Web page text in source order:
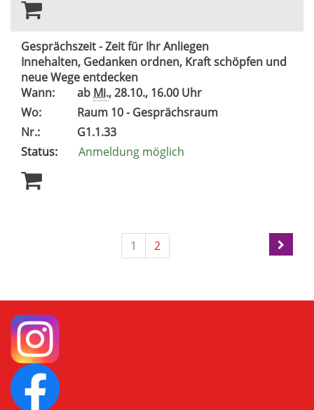
Gesprächszeit - Zeit für Ihr Anliegen
Innehalten, Gedanken ordnen, Kraft schöpfen und
neue Wege entdecken
Wann:
ab Mi., 28.10., 16.00 Uhr
Wo:
Raum 10 - Gesprächsraum
Nr.:
G1.1.33
Status:
Anmeldung möglich
1 2